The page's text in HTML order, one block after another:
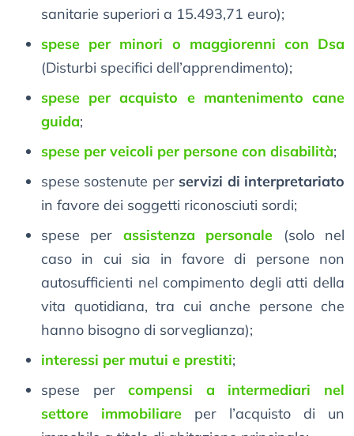
sanitarie superiori a 15.493,71 euro);
spese per minori o maggiorenni con Dsa
(Disturbi specifici dell’apprendimento);
spese per acquisto e mantenimento cane
guida;
spese per veicoli per persone con disabilità;
spese sostenute per servizi di interpretariato
in favore dei soggetti riconosciuti sordi;
spese per assistenza personale (solo nel
caso in cui sia in favore di persone non
autosufficienti nel compimento degli atti della
vita quotidiana, tra cui anche persone che
hanno bisogno di sorveglianza);
interessi per mutui e prestiti;
spese percompensi a intermediari nel
settore immobiliare per l’acquisto di un